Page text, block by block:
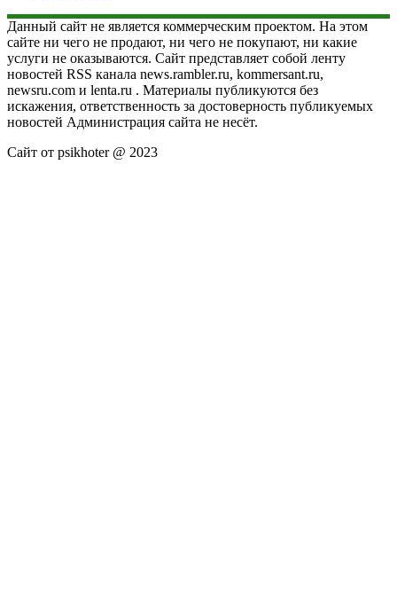
Данный сайт не является коммерческим проектом. На этом
сайте ни чего не продают, ни чего не покупают, ни какие
услуги не оказываются. Сайт представляет собой ленту
новостей RSS канала news.rambler.ru, kommersant.ru,
newsru.com и lenta.ru . Материалы публикуются без
искажения, ответственность за достоверность публикуемых
новостей Администрация сайта не несёт.
Сайт от psikhoter @ 2023